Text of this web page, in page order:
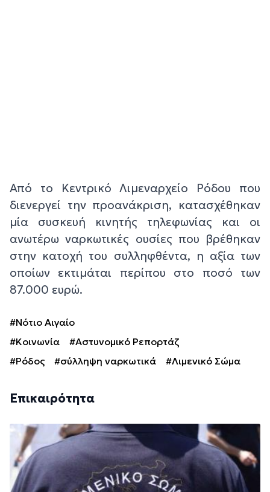
Από το Κεντρικό Λιμεναρχείο Ρόδου που
διενεργεί την προανάκριση, κατασχέθηκαν
μία συσκευή κινητής τηλεφωνίας και οι
ανωτέρω ναρκωτικές ουσίες που βρέθηκαν
στην κατοχή του συλληφθέντα, η αξία των
οποίων εκτιμάται περίπου στο ποσό των
87.000 ευρώ.
#Νότιο Αιγαίο
#Κοινωνία
#Αστυνομικό Ρεπορτάζ
#Ρόδος
#σύλληψη ναρκωτικά #Λιμενικό Σώμα
Επικαιρότητα